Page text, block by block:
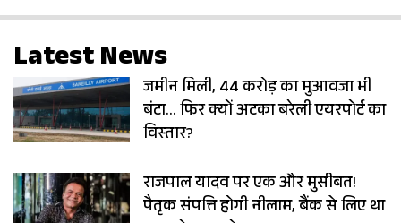
Latest News
जमीन मिली, 44 करोड़ का मुआवजा भी
बंटा… फिर क्यों अटका बरेली एयरपोर्ट का
विस्तार?
राजपाल यादव पर एक और मुसीबत!
पैतृक संपत्ति होगी नीलाम, बैंक से लिए था